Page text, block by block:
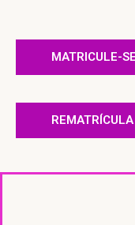
MATRICULE-SE
REMATRÍCULA